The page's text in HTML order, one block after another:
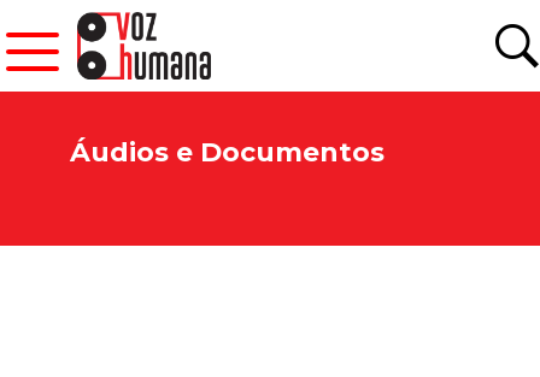
Áudios e Documentos